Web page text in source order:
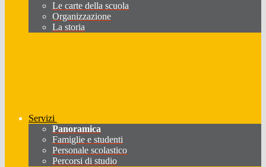
Le carte della scuola
Organizzazione
La storia
Servizi
Panoramica
Famiglie e studenti
Personale scolastico
Percorsi di studio